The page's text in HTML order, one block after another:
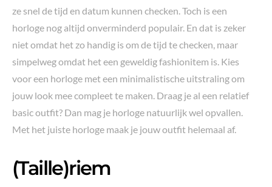
ze snel de tijd en datum kunnen checken. Toch is een
horloge nog altijd onverminderd populair. En dat is zeker
niet omdat het zo handig is om de tijd te checken, maar
simpelweg omdat het een geweldig fashionitem is. Kies
voor een horloge met een minimalistische uitstraling om
jouw look mee compleet te maken. Draag je al een relatief
basic outfit? Dan mag je horloge natuurlijk wel opvallen.
Met het juiste horloge maak je jouw outfit helemaal af.
(Taille)riem